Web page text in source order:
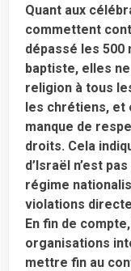
Quant aux
commettent
dépassé les 500
baptiste, elles
religion à tous
les chrétiens, et
manque de
droits. Cela
d’Israël n’est
régime
violations
En fin de
organisations
mettre fin au